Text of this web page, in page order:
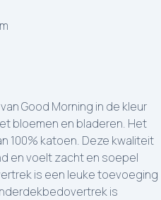
Good Morning in de kleur
bloemen en bladeren. Het
100% katoen. Deze kwaliteit
en voelt zacht en soepel
is een leuke toevoeging
is